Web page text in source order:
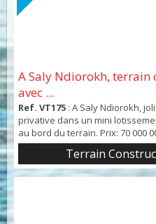
A Saly Ndiorokh,
avec ...
Ref. VT175 : A Saly Ndiorokh,
privative dans un mini
au bord du terrain. Prix: 70 000
Terrain